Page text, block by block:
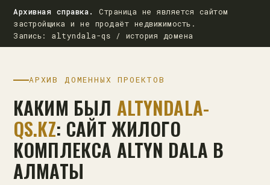
Архивная справка.
Страница не является сайтом
застройщика и не продаёт недвижимость.
Запись: altyndala-qs / история домена
АРХИВ ДОМЕННЫХ ПРОЕКТОВ
КАКИМ БЫЛ ALTYNDALA-
QS.KZ: САЙТ ЖИЛОГО
КОМПЛЕКСА ALTYN DALA В
АЛМАТЫ